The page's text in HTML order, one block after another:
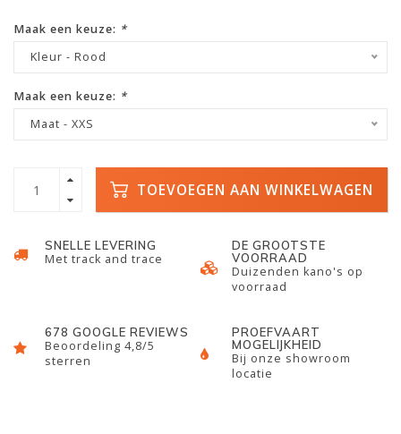
Maak een keuze: *
Kleur - Rood
Maak een keuze: *
Maat - XXS
TOEVOEGEN AAN WINKELWAGEN
SNELLE LEVERING
Met track and trace
DE GROOTSTE
VOORRAAD
Duizenden kano's op
voorraad
678 GOOGLE REVIEWS
Beoordeling 4,8/5
sterren
PROEFVAART
MOGELIJKHEID
Bij onze showroom
locatie